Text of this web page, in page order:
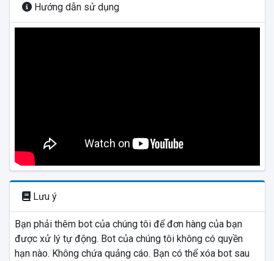
Hướng dẫn sử dụng
Lưu ý
Bạn phải thêm bot của chúng tôi để đơn hàng của bạn
được xử lý tự động. Bot của chúng tôi không có quyền
hạn nào. Không chứa quảng cáo. Bạn có thể xóa bot sau